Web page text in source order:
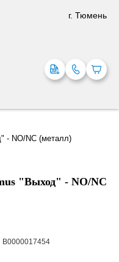
г. Тюмень
- NO/NC (металл)
"Выход" - NO/NC
В0000017454